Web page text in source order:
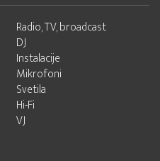
Radio, TV, broadcast
DJ
Instalacije
Mikrofoni
Svetila
Hi-Fi
VJ